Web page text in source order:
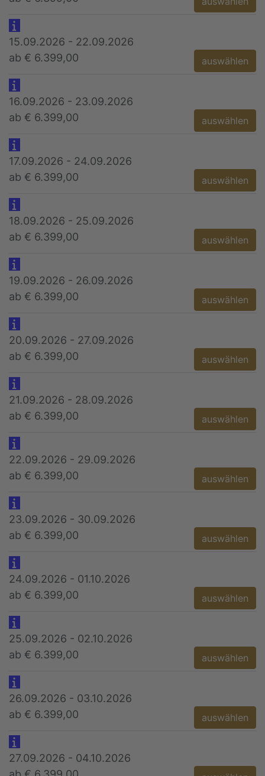
15.09.2026 - 22.09.2026
ab € 6.399,00
auswählen
16.09.2026 - 23.09.2026
ab € 6.399,00
auswählen
17.09.2026 - 24.09.2026
ab € 6.399,00
auswählen
18.09.2026 - 25.09.2026
ab € 6.399,00
auswählen
19.09.2026 - 26.09.2026
ab € 6.399,00
auswählen
20.09.2026 - 27.09.2026
ab € 6.399,00
auswählen
21.09.2026 - 28.09.2026
ab € 6.399,00
auswählen
22.09.2026 - 29.09.2026
ab € 6.399,00
auswählen
23.09.2026 - 30.09.2026
ab € 6.399,00
auswählen
24.09.2026 - 01.10.2026
ab € 6.399,00
auswählen
25.09.2026 - 02.10.2026
ab € 6.399,00
auswählen
26.09.2026 - 03.10.2026
ab € 6.399,00
auswählen
27.09.2026 - 04.10.2026